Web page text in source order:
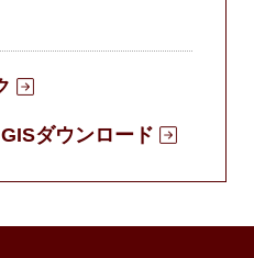
GISダウンロード